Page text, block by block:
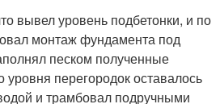
вывел уровень подбетонки, и по
монтаж фундамента под
песком полученные
уровня перегородок оставалось
и трамбовал подручными